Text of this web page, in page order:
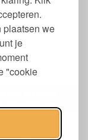
plaatsen we
je
"cookie
is verkrijgbaar